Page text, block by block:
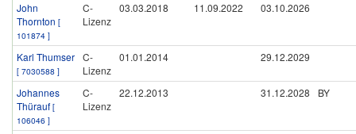
John
Thornton [
101874 ]
C-
Lizenz
03.03.2018 11.09.2022 03.10.2026
Karl Thumser
[ 7030588 ]
C-
Lizenz
01.01.2014 29.12.2029
Johannes
Thürauf [
106046 ]
C-
Lizenz
22.12.2013 31.12.2028 BY